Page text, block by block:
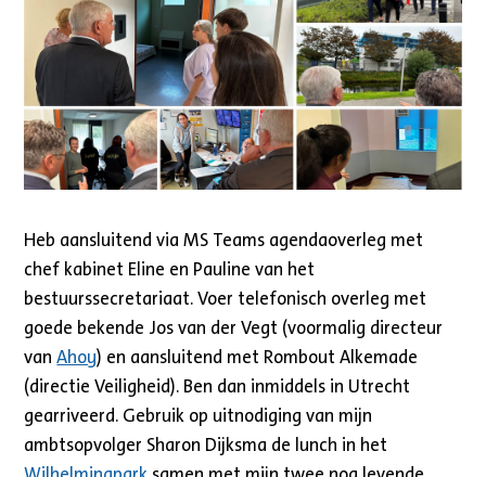
Heb aansluitend via MS Teams agendaoverleg met
chef kabinet Eline en Pauline van het
bestuurssecretariaat. Voer telefonisch overleg met
goede bekende Jos van der Vegt (voormalig directeur
vanAhoy) en aansluitend met Rombout Alkemade
(directie Veiligheid). Ben dan inmiddels in Utrecht
gearriveerd. Gebruik op uitnodiging van mijn
ambtsopvolger Sharon Dijksma de lunch in het